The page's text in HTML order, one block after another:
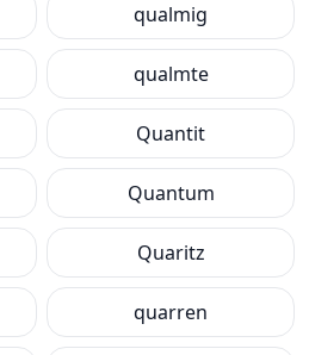
qualmig
qualmte
Quantit
Quantum
Quaritz
quarren